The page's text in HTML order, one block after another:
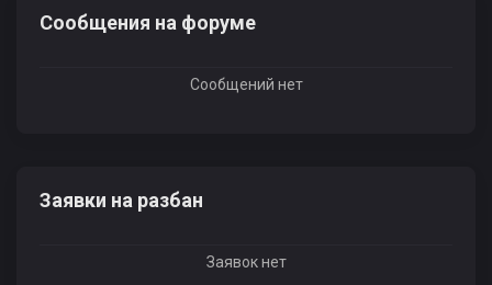
Сообщения на форуме
Сообщений нет
Заявки на разбан
Заявок нет